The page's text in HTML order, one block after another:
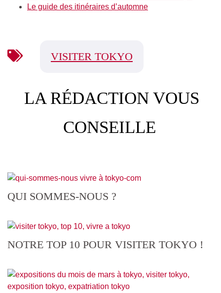
Le guide des itinéraires d’automne
VISITER TOKYO
LA RÉDACTION VOUS
CONSEILLE
QUI SOMMES-NOUS ?
NOTRE TOP 10 POUR VISITER TOKYO !